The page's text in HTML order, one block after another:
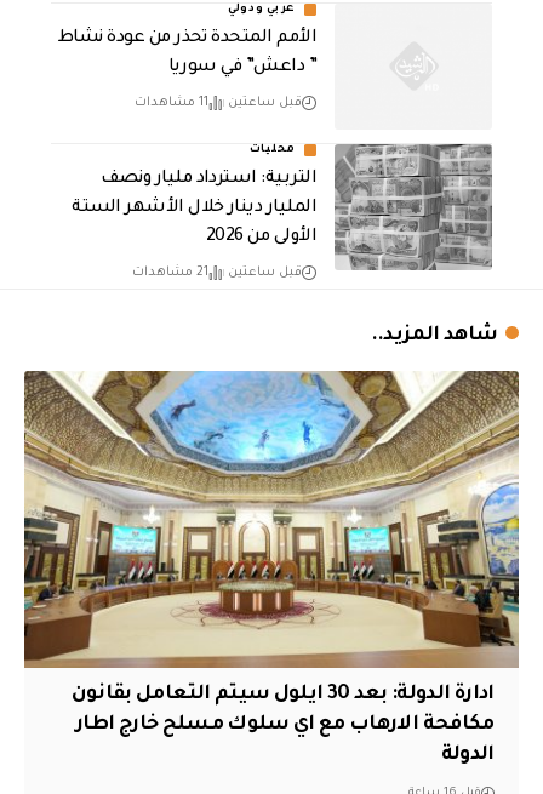
عربي ودولي
الأمم المتحدة تحذر من عودة نشاط
” داعش” في سوريا
قبل ساعتين 11 مشاهدات
محليات
التربية: استرداد مليار ونصف
المليار دينار خلال الأشهر الستة
الأولى من 2026
قبل ساعتين 21 مشاهدات
شاهد المزيد..
ادارة الدولة: بعد 30 ايلول سيتم التعامل بقانون
مكافحة الارهاب مع اي سلوك مسلح خارج اطار
الدولة